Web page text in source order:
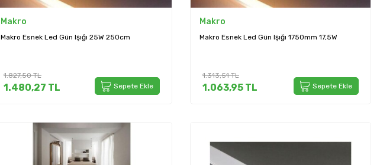
Makro
Makro Esnek Led Gün Işığı 25W 250cm
1.827,50TL
1.480,27 TL Sepete Ekle
Makro
Makro Esnek Led Gün Işığı 1750mm 17,5W
1.313,51TL
1.063,95 TL Sepete Ekle